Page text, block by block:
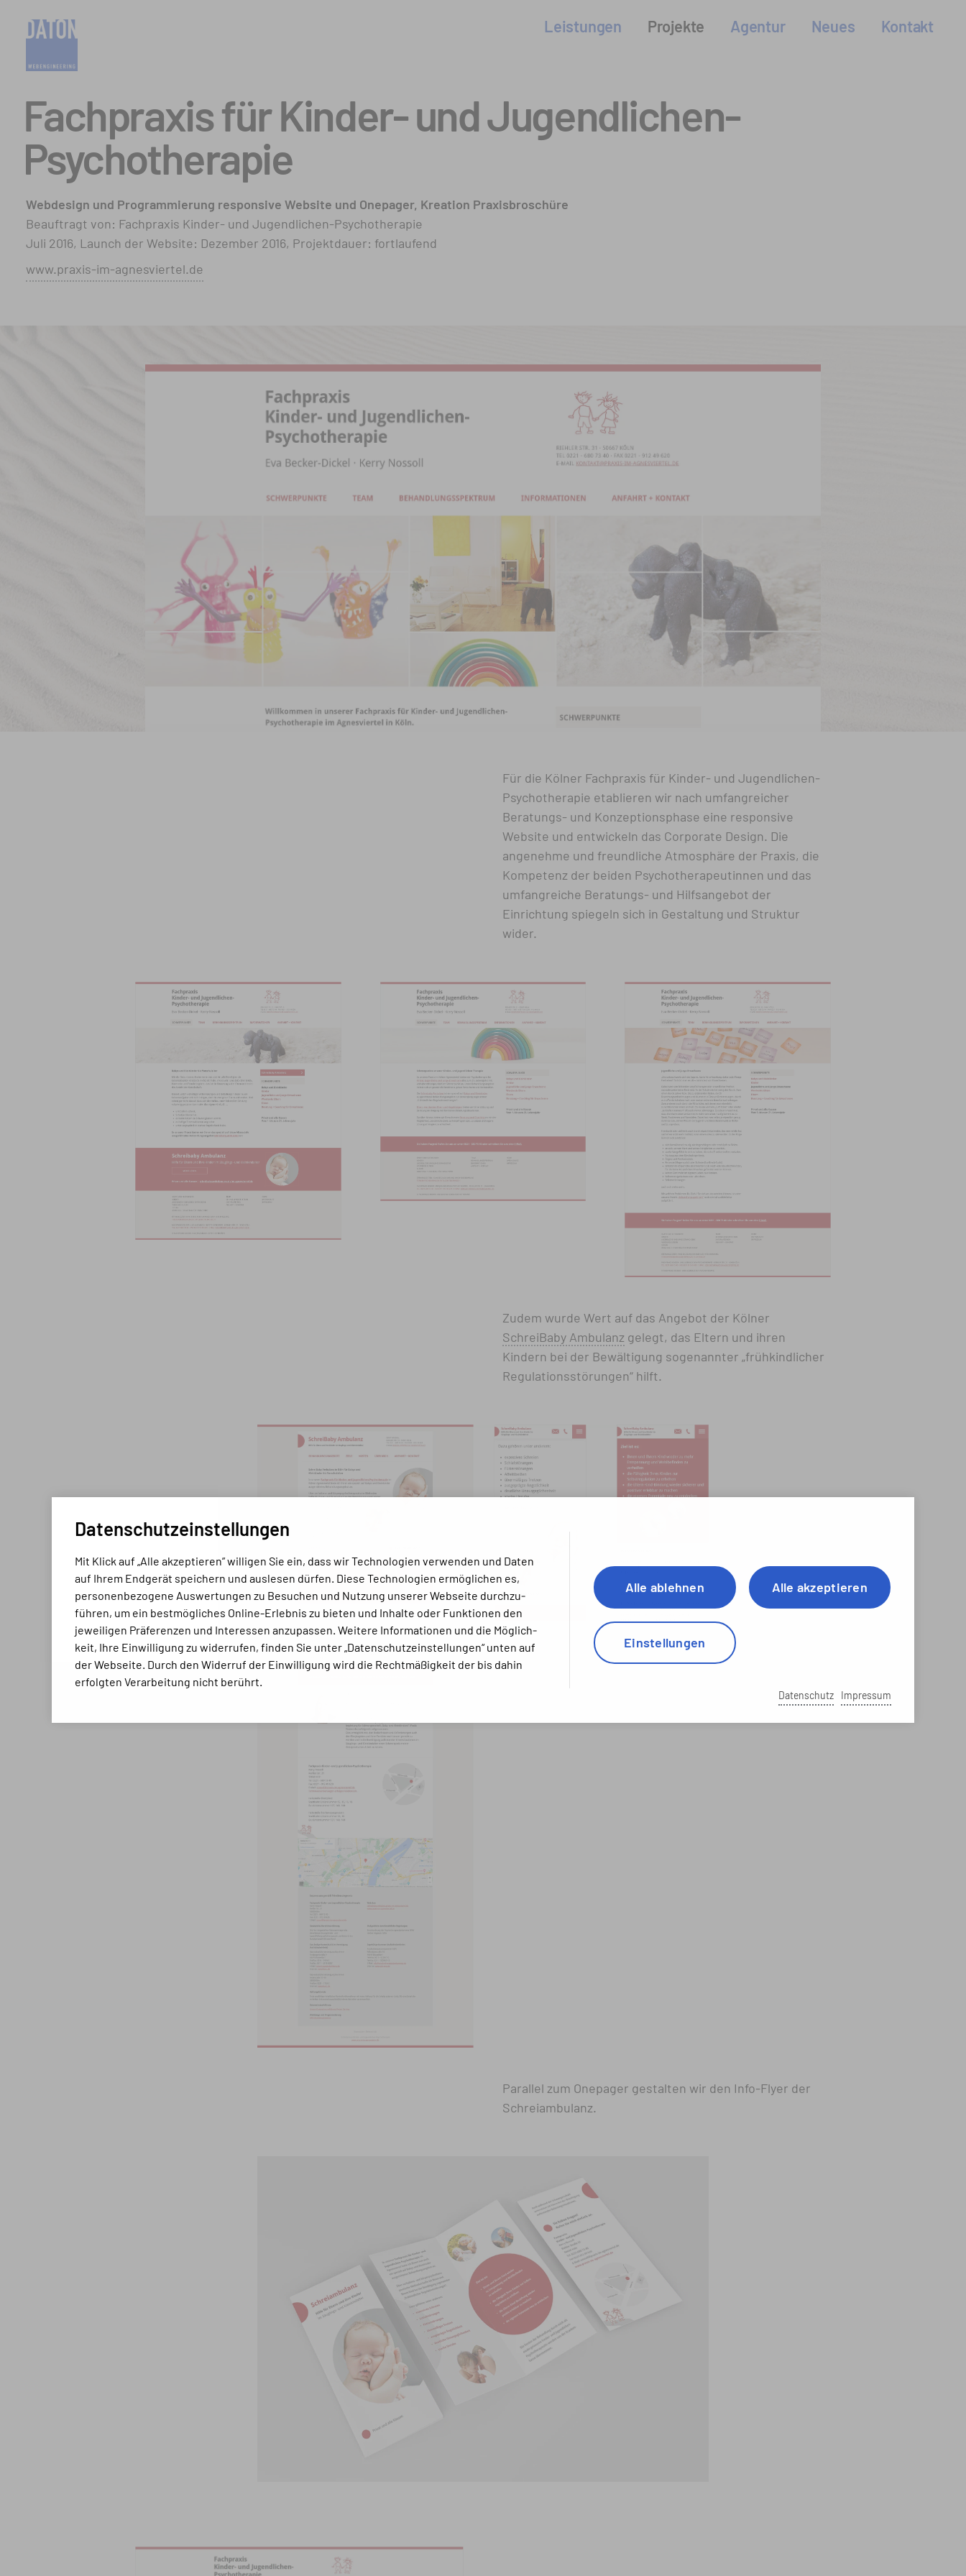
Leistungen Projekte Agentur Neues Kontakt
Webdesign und Programmierung responsive Website und Onepager, Kreation Praxisbroschüre
Fachpraxis für Kinder- und Jugendlichen-
Psychotherapie
Beauftragt von: Fachpraxis Kinder- und Jugendlichen-­Psychotherapie
Juli 2016, Launch der Website: Dezember 2016, Projektdauer: fortlaufend
www.praxis-im-agnesviertel.de
Für die Kölner Fachpraxis für Kinder- und Jugendlichen-
Psychotherapie etablieren wir nach umfangreicher
Beratungs- und Konzeptionsphase eine responsive
Website und entwickeln das Corporate Design. Die
angenehme und freundliche Atmosphäre der Praxis, die
Kompetenz der beiden Psychotherapeutinnen und das
umfangreiche Beratungs- und Hilfsangebot der
Einrichtung spiegeln sich in Gestaltung und Struktur
wider.
Zudem wurde Wert auf das Angebot der Kölner
SchreiBaby Ambulanz gelegt, das Eltern und ihren
Kindern bei der Bewältigung sogenannter „früh­kindlicher
Regulations­störungen“ hilft.
Parallel zum Onepager gestalten wir den Info-Flyer der
Schreiambulanz.
Datenschutz­einstellungen
Mit Klick auf „Alle akzeptieren” willigen Sie ein, dass wir Techno­logien verwenden und Daten
auf Ihrem Endgerät speichern und auslesen dürfen. Diese Techno­logien ermög­lichen es,
personen­bezo­gene Aus­wertungen zu Besuchen und Nutzung unserer Webseite durch­zu­
führen, um ein bestmögli­ches Online-Erlebnis zu bieten und Inhalte oder Funktionen den
jeweiligen Präferenzen und Inte­ressen anzupassen. Weitere Informationen und die Mög­lich­
keit, Ihre Ein­willigung zu widerrufen, finden Sie unter „Datenschutz­einstellungen“ unten auf
der Webseite. Durch den Widerruf der Ein­willigung wird die Recht­mäßig­keit der bis dahin
erfolgten Verarbeitung nicht berührt.
Datenschutz Impressum
Alle ablehnen Alle akzeptieren
Einstellungen